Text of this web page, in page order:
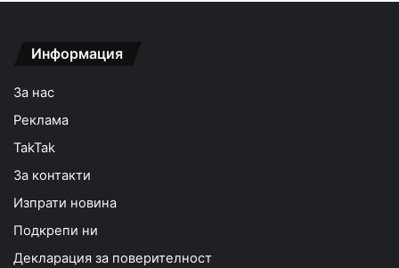
Информация
За нас
Реклама
TakTak
За контакти
Изпрати новина
Подкрепи ни
Декларация за поверителност